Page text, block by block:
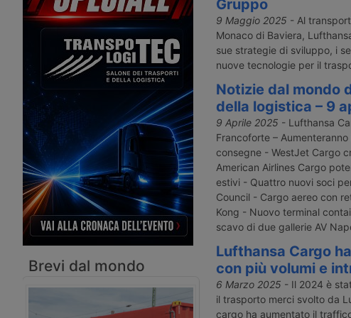
nuovo formato Iata One Record,
aprendo la strada a una gestione più
trasparente e integrata della catena
logistica.
il Lufthansa Cargo Center nello
scalo aereo merci più moderno
d’Europa. In parallelo la
lancia nuovi servizi digitali su
WeChat per il mercato cinese.
Brevi dal mondo
Gruppo
9 Maggio 2025 - Al
Monaco di Baviera,
sue strategie di sviluppo, i
nuove tecnologie per il
Notizie dal mondo
della logistica – 9
9 Aprile 2025 - Lufthansa
Francoforte –
consegne - WestJet Cargo
American Airlines Cargo
estivi - Quattro nuovi soci
Council - Cargo aereo con
Kong - Nuovo terminal
scavo di due gallerie AV
Lufthansa Cargo
con più volumi e
6 Marzo 2025 - Il 2024 è
il trasporto merci svolto da
cargo ha aumentato il